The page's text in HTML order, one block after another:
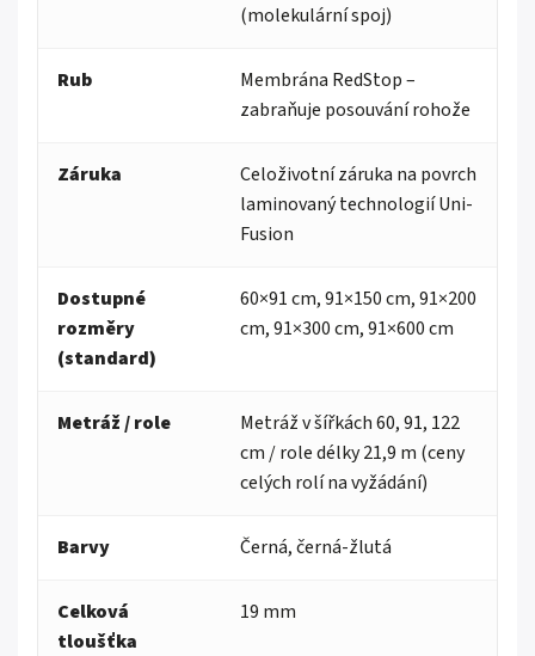
(molekulární spoj)
Rub
Membrána RedStop –
zabraňuje posouvání rohože
Záruka
Celoživotní záruka na povrch
laminovaný technologií Uni-
Fusion
Dostupné
rozměry
(standard)
60×91 cm, 91×150 cm, 91×200
cm, 91×300 cm, 91×600 cm
Metráž / role
Metráž v šířkách 60, 91, 122
cm / role délky 21,9 m (ceny
celých rolí na vyžádání)
Barvy Černá, černá-žlutá
Celková
tloušťka
19 mm